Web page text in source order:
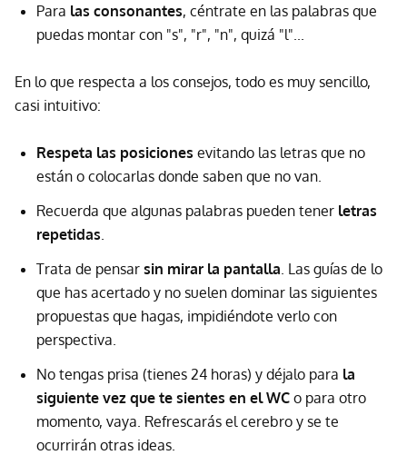
Para las consonantes, céntrate en las palabras que
puedas montar con "s", "r", "n", quizá "l"...
En lo que respecta a los consejos, todo es muy sencillo,
casi intuitivo:
Respeta las posiciones evitando las letras que no
están o colocarlas donde saben que no van.
Recuerda que algunas palabras pueden tener letras
repetidas
Trata de pensar sin mirar la pantalla . Las guías de lo
que has acertado y no suelen dominar las siguientes
propuestas que hagas, impidiéndote verlo con
perspectiva.
No tengas prisa (tienes 24 horas) y déjalo para la
siguiente vez que te sientes en el WC o para otro
momento, vaya. Refrescarás el cerebro y se te
ocurrirán otras ideas.